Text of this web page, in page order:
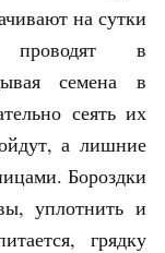
на сутки
проводят в
семена в
сеять их
а лишние
Бороздки
уплотнить и
грядку